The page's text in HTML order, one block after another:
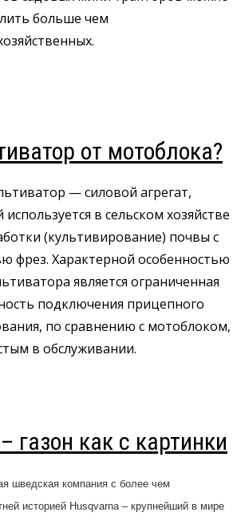
больше чем
от мотоблока?
— силовой агрегат,
в сельском хозяйстве
(культивирование) почвы с
фрез. Характерной особенностью
является ограниченная
подключения прицепного
по сравнению с мотоблоком,
в обслуживании.
газон как с картинки
шведская компания с более чем
историей Husqvarna – крупнейший в мире